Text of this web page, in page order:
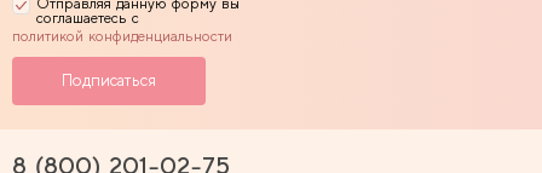
соглашаетесь с
политикой конфиденциальности
8 (800) 201-02-75